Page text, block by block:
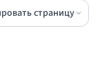
страницу